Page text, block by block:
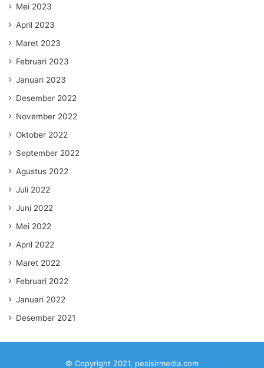
Mei 2023
April 2023
Maret 2023
Februari 2023
Januari 2023
Desember 2022
November 2022
Oktober 2022
September 2022
Agustus 2022
Juli 2022
Juni 2022
Mei 2022
April 2022
Maret 2022
Februari 2022
Januari 2022
Desember 2021
© Copyright 2021, pesisirmedia.com